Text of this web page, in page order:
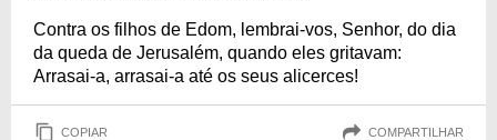
Contra os filhos de Edom, lembrai-vos, Senhor, do dia
da queda de Jerusalém, quando eles gritavam:
Arrasai-a, arrasai-a até os seus alicerces!
COPIAR COMPARTILHAR